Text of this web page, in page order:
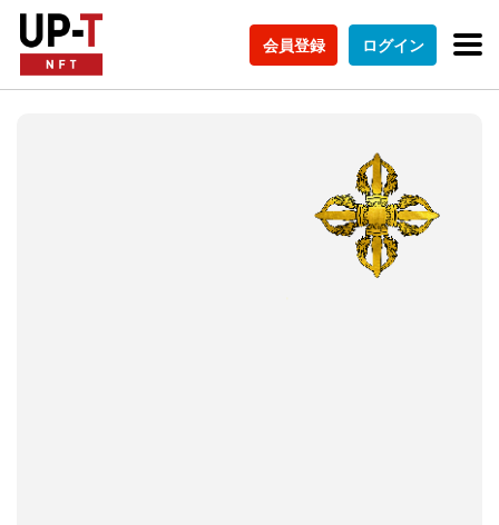
会員登録 ログイン